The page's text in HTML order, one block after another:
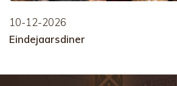
10-12-2026
Eindejaarsdiner